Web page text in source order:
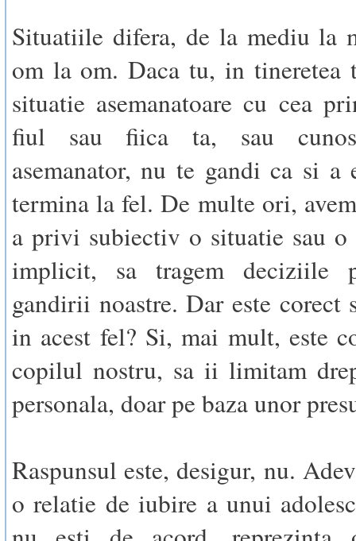
Situatiile difera, de la mediu la
om la om. Daca tu, in tineretea
situatie asemanatoare cu cea
fiul sau fiica ta, sau
asemanator, nu te gandi ca si
termina la fel. De multe ori,
a privi subiectiv o situatie sau o
implicit, sa tragem deciziile
gandirii noastre. Dar este corect
in acest fel? Si, mai mult, este
copilul nostru, sa ii limitam
personala, doar pe baza unor
Raspunsul este, desigur, nu.
o relatie de iubire a unui